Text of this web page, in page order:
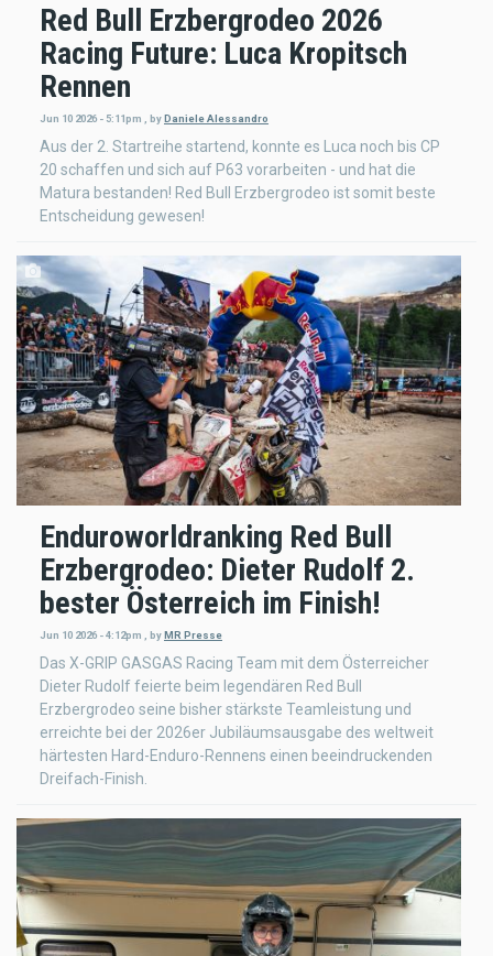
Red Bull Erzbergrodeo 2026
Racing Future: Luca Kropitsch
Rennen
Jun 10 2026 - 5:11pm byDaniele Alessandro
Aus der 2. Startreihe startend, konnte es Luca noch bis CP
20 schaffen und sich auf P63 vorarbeiten - und hat die
Matura bestanden! Red Bull Erzbergrodeo ist somit beste
Entscheidung gewesen!
Enduroworldranking Red Bull
Erzbergrodeo: Dieter Rudolf 2.
bester Österreich im Finish!
Jun 10 2026 - 4:12pm byMR Presse
Das X-GRIP GASGAS Racing Team mit dem Österreicher
Dieter Rudolf feierte beim legendären Red Bull
Erzbergrodeo seine bisher stärkste Teamleistung und
erreichte bei der 2026er Jubiläumsausgabe des weltweit
härtesten Hard-Enduro-Rennens einen beeindruckenden
Dreifach-Finish.